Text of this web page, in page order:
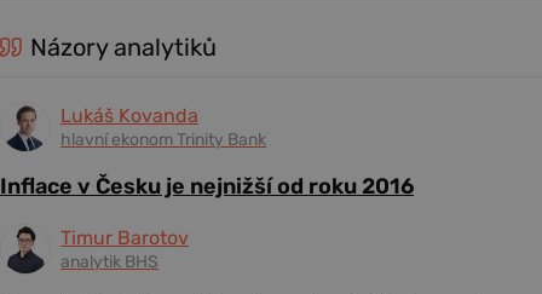
Názory analytiků
Lukáš Kovanda
hlavní ekonom Trinity Bank
Inflace v Česku je nejnižší od roku 2016
Timur Barotov
analytik BHS